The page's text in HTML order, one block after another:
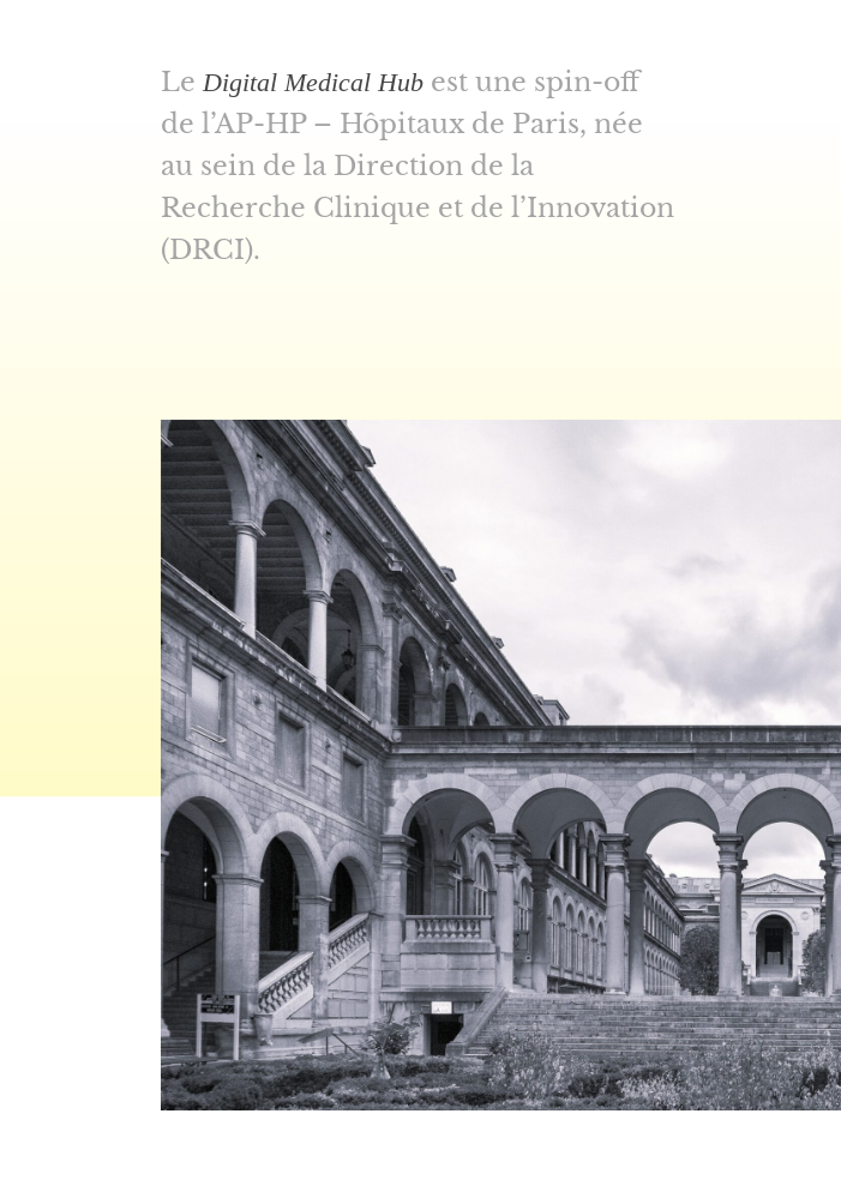
LeDigital Medical Hub est une spin-off
de l’AP-HP – Hôpitaux de Paris, née
au sein de la Direction de la
Recherche Clinique et de l’Innovation
(DRCI).